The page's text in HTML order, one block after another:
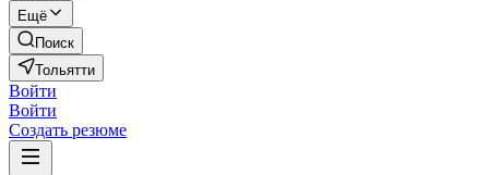
Ещё
Поиск
Тольятти
Войти
Войти
Создать резюме